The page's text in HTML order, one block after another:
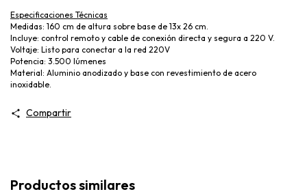
Especificaciones Técnicas
Medidas: 160 cm de altura sobre base de 13x 26 cm.
Incluye: control remoto y cable de conexión directa y segura a 220 V.
Voltaje: Listo para conectar a la red 220V
Potencia: 3.500 lúmenes
Material: Aluminio anodizado y base con revestimiento de acero
inoxidable.
Compartir
Productos similares